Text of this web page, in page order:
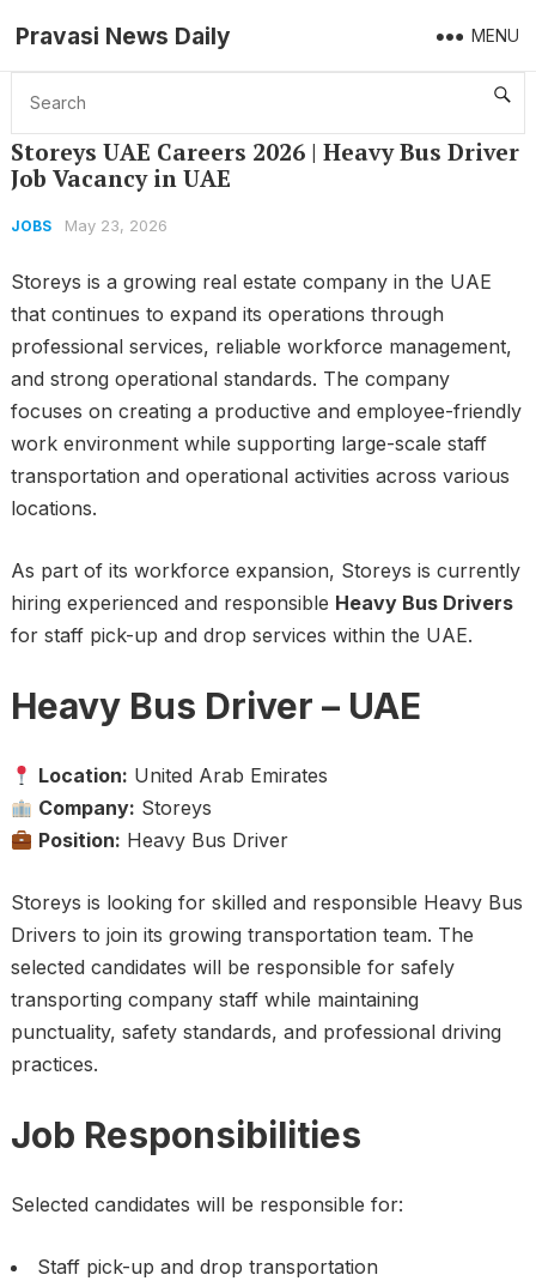
Pravasi News Daily MENU
Home Jobs Storeys UAE Careers 2026 | Heavy Bus Driver Job Vacancy in UAE
Storeys UAE Careers 2026 | Heavy Bus Driver
Job Vacancy in UAE
JOBS May 23, 2026
Storeys is a growing real estate company in the UAE
that continues to expand its operations through
professional services, reliable workforce management,
and strong operational standards. The company
focuses on creating a productive and employee-friendly
work environment while supporting large-scale staff
transportation and operational activities across various
locations.
As part of its workforce expansion, Storeys is currently
hiring experienced and responsible Heavy Bus Drivers
for staff pick-up and drop services within the UAE.
Heavy Bus Driver – UAE
Location: United Arab Emirates
Company: Storeys
Position: Heavy Bus Driver
Storeys is looking for skilled and responsible Heavy Bus
Drivers to join its growing transportation team. The
selected candidates will be responsible for safely
transporting company staff while maintaining
punctuality, safety standards, and professional driving
practices.
Job Responsibilities
Selected candidates will be responsible for:
Staff pick-up and drop transportation